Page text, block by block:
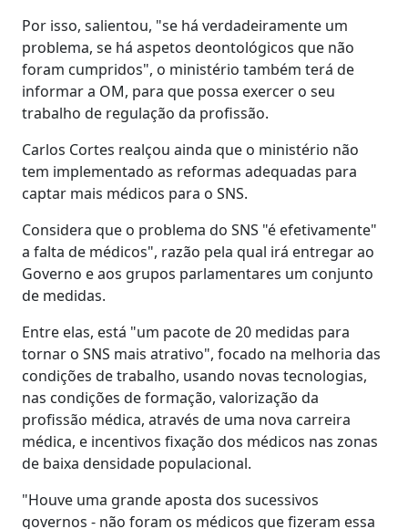
Por isso, salientou, "se há verdadeiramente um
problema, se há aspetos deontológicos que não
foram cumpridos", o ministério também terá de
informar a OM, para que possa exercer o seu
trabalho de regulação da profissão.
Carlos Cortes realçou ainda que o ministério não
tem implementado as reformas adequadas para
captar mais médicos para o SNS.
Considera que o problema do SNS "é efetivamente"
a falta de médicos", razão pela qual irá entregar ao
Governo e aos grupos parlamentares um conjunto
de medidas.
Entre elas, está "um pacote de 20 medidas para
tornar o SNS mais atrativo", focado na melhoria das
condições de trabalho, usando novas tecnologias,
nas condições de formação, valorização da
profissão médica, através de uma nova carreira
médica, e incentivos fixação dos médicos nas zonas
de baixa densidade populacional.
"Houve uma grande aposta dos sucessivos
governos - não foram os médicos que fizeram essa